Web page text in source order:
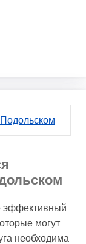
эффективный
могут
необходима